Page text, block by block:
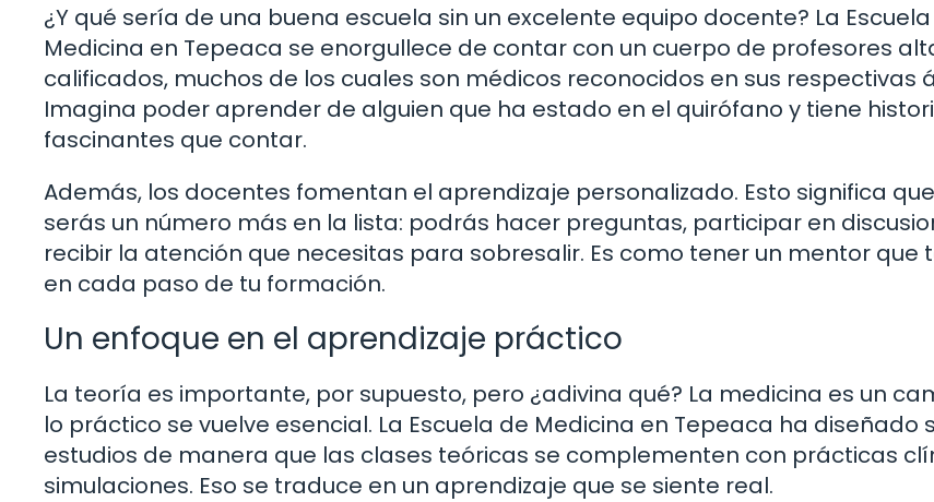
¿Y qué sería de una buena escuela sin un excelente equipo docente? La
Medicina en Tepeaca se enorgullece de contar con un cuerpo de profesores
calificados, muchos de los cuales son médicos reconocidos en sus respectivas
Imagina poder aprender de alguien que ha estado en el quirófano y tiene
fascinantes que contar.
Además, los docentes fomentan el aprendizaje personalizado. Esto significa
serás un número más en la lista: podrás hacer preguntas, participar en
recibir la atención que necesitas para sobresalir. Es como tener un mentor que
en cada paso de tu formación.
Un enfoque en el aprendizaje práctico
La teoría es importante, por supuesto, pero ¿adivina qué? La medicina es un
lo práctico se vuelve esencial. La Escuela de Medicina en Tepeaca ha diseñado
estudios de manera que las clases teóricas se complementen con prácticas
simulaciones. Eso se traduce en un aprendizaje que se siente real.